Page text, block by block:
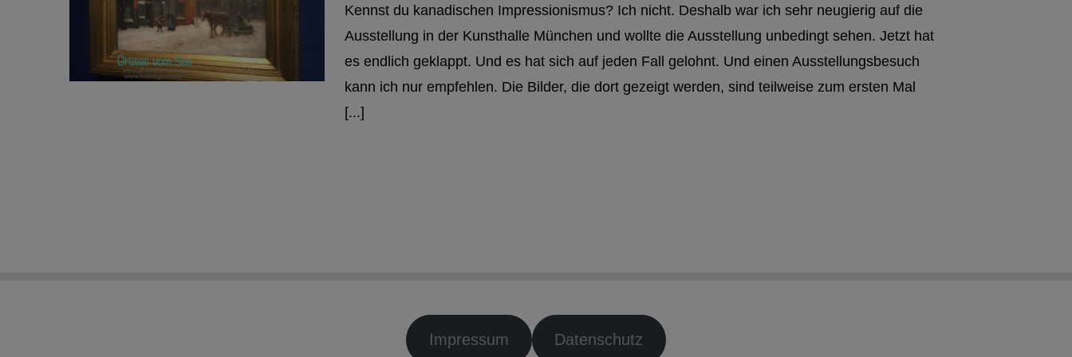
Kennst du kanadischen Impressionismus? Ich nicht. Deshalb war ich sehr neugierig auf die
Ausstellung in der Kunsthalle München und wollte die Ausstellung unbedingt sehen. Jetzt hat
es endlich geklappt. Und es hat sich auf jeden Fall gelohnt. Und einen Ausstellungsbesuch
kann ich nur empfehlen. Die Bilder, die dort gezeigt werden, sind teilweise zum ersten Mal
[...]
Impressum Datenschutz